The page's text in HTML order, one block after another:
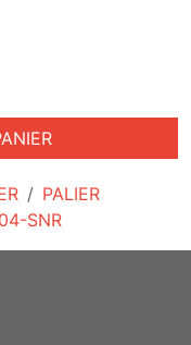
PALIER
SNR